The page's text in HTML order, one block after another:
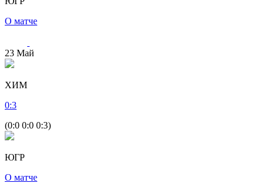
О матче
23 Май
ХИМ
0:3
(0:0 0:0 0:3)
ЮГР
О матче